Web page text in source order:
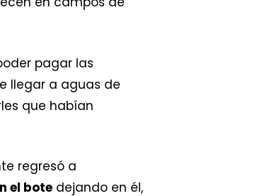
pagar las
llegar a aguas de
que habían
regresó a
el bote dejando en él,